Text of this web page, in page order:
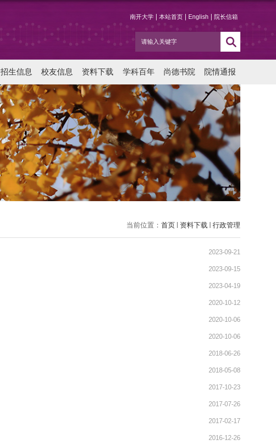
南开大学 本站首页 English 院长信箱
招生信息 校友信息 资料下载 学科百年 尚德书院 院情通报
当前位置： 首页 资料下载 行政管理
2023-09-21
2023-09-15
2023-04-19
2020-10-12
2020-10-06
2020-10-06
2018-06-26
2018-05-08
2017-10-23
2017-07-26
2017-02-17
2016-12-26